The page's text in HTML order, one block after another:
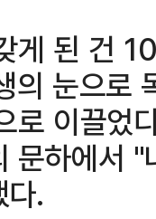
게 된 건
의 눈으로
로 이끌었
문하에서
.